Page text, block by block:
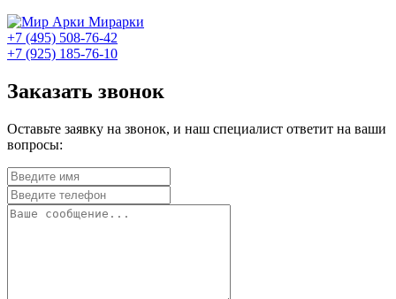
Мирарки
+7 (495) 508-76-42
+7 (925) 185-76-10
Заказать звонок
Оставьте заявку на звонок, и наш специалист ответит на ваши
вопросы: